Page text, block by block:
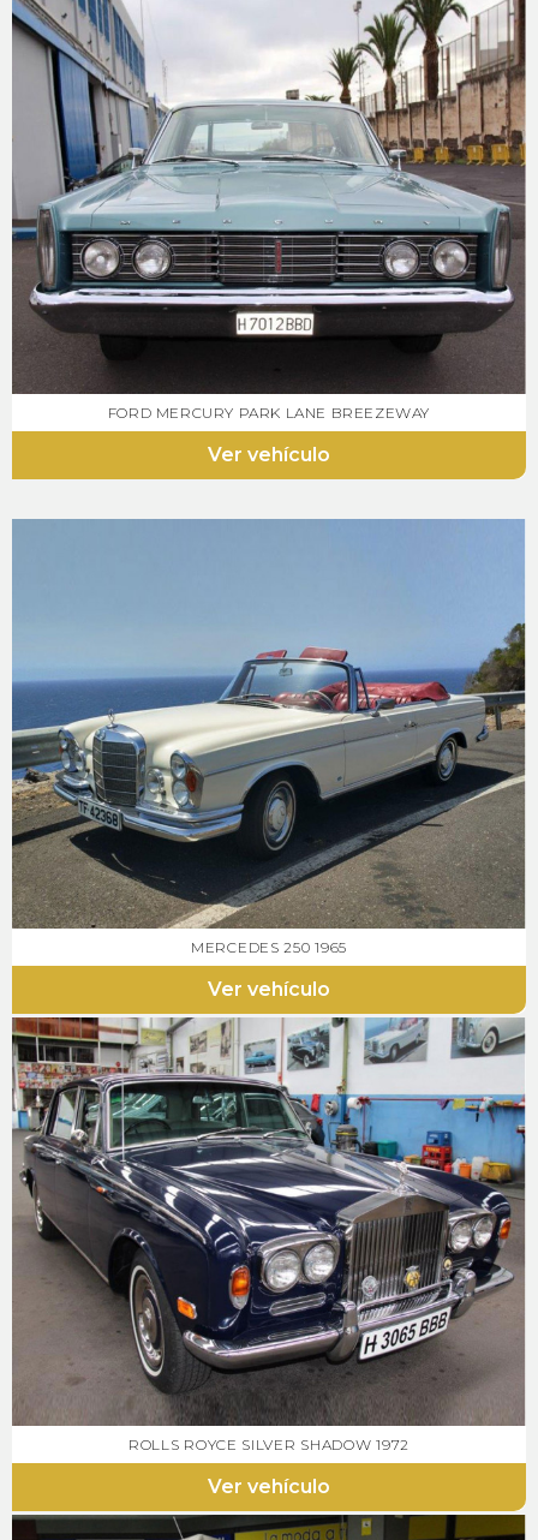
FORD MERCURY PARK LANE BREEZEWAY
Ver vehículo
MERCEDES 250 1965
Ver vehículo
ROLLS ROYCE SILVER SHADOW 1972
Ver vehículo